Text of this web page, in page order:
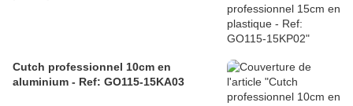
Cutch professionnel 10cm en
aluminium - Ref: GO115-15KA03